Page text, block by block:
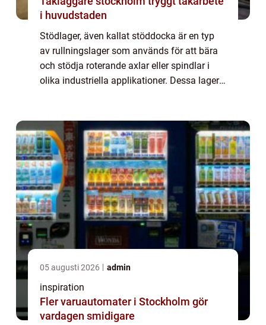
i huvudstaden
Stödlager, även kallat stöddocka är en typ
av rullningslager som används för att bära
och stödja roterande axlar eller spindlar i
olika industriella applikationer. Dessa lager
05 augusti 2026 admin
inspiration
Fler varuautomater i Stockholm gör
vardagen smidigare